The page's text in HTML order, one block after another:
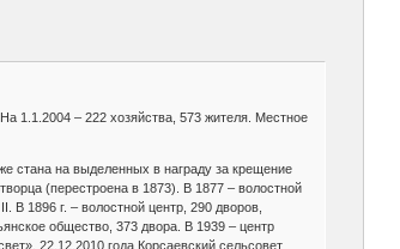
1.1.2004 – 222 хозяйства, 573 жителя. Местное
стана на выделенных в награду за крещение
(перестроена в 1873). В 1877 – волостной
В 1896 г. – волостной центр, 290 дворов,
общество, 373 двора. В 1939 – центр
22.12.2010 года Корсаевский сельсовет